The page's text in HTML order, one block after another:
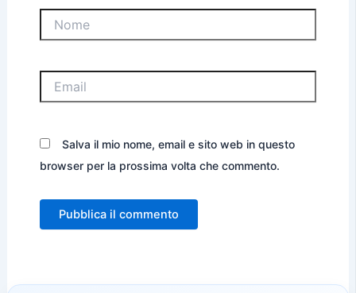
Salva il mio nome, email e sito web in questo
browser per la prossima volta che commento.